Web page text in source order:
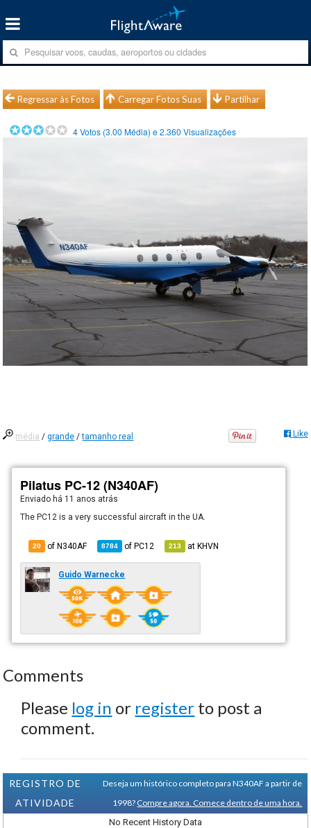
Regressar às Fotos Carregar Fotos Suas Partilhar
4Votos (3.00 Média) e2.360 Visualizações
média /grande /tamanho real Like
Pilatus PC-12 (N340AF)
Enviado há 11 anos atrás
The PC12 is a very successful aircraft in the UA.
20 of N340AF 8784 ofPC12 213 atKHVN
Guido Warnecke
Comments
Please log in or register to post a
comment.
REGISTRO DE
ATIVIDADE
Deseja um histórico completo para N340AF a partir de
1998? Compre agora. Comece dentro de uma hora.
No Recent History Data